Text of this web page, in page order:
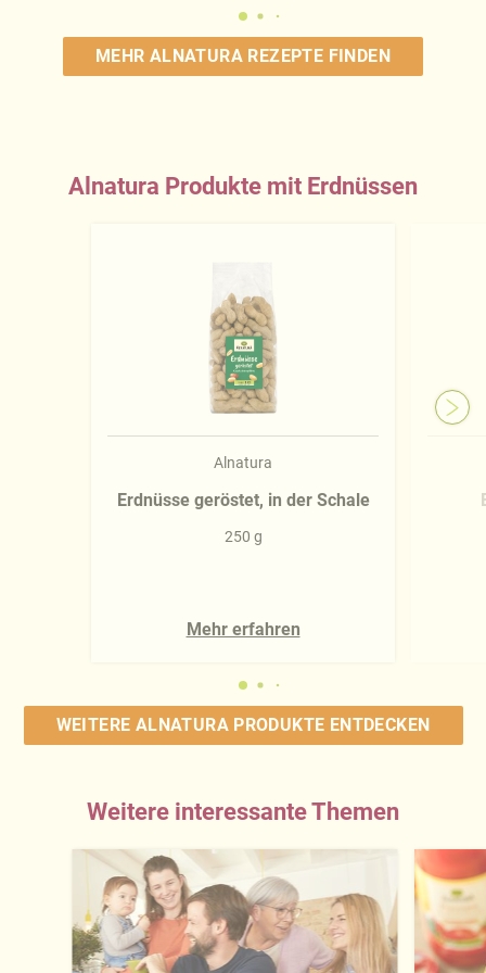
MEHR ALNATURA REZEPTE FINDEN
Alnatura Produkte mit Erdnüssen
Alnatura
Erdnüsse geröstet, in der Schale
250 g
Mehr erfahren
WEITERE ALNATURA PRODUKTE ENTDECKEN
Weitere interessante Themen